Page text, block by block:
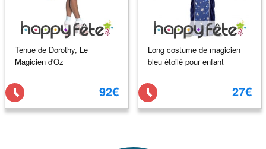
Tenue de Dorothy, Le
Magicien d'Oz
92€
Long costume de magicien
bleu étoilé pour enfant
27€